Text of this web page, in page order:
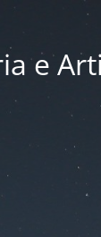
e